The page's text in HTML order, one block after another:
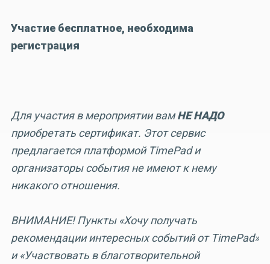
Участие бесплатное, необходима
регистрация
Для участия в мероприятии вамНЕ НАДО
приобретать сертификат. Этот сервис
предлагается платформой TimePad и
организаторы события не имеют к нему
никакого отношения.
ВНИМАНИЕ! Пункты «Хочу получать
рекомендации интересных событий от TimePad»
и «Участвовать в благотворительной